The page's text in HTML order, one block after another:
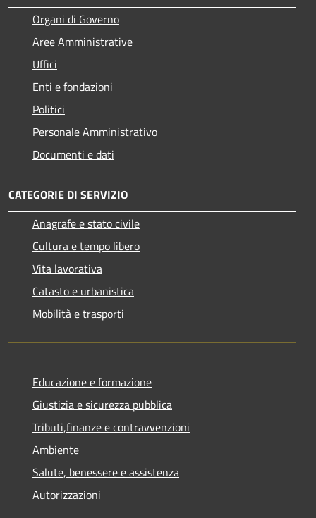
Organi di Governo
Aree Amministrative
Uffici
Enti e fondazioni
Politici
Personale Amministrativo
Documenti e dati
CATEGORIE DI SERVIZIO
Anagrafe e stato civile
Cultura e tempo libero
Vita lavorativa
Catasto e urbanistica
Mobilità e trasporti
Educazione e formazione
Giustizia e sicurezza pubblica
Tributi,finanze e contravvenzioni
Ambiente
Salute, benessere e assistenza
Autorizzazioni